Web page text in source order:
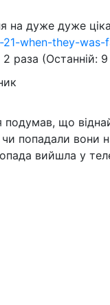
на дуже дуже
when-they-was-
2 раза (Останній:
що
попадали вони
вийшла у